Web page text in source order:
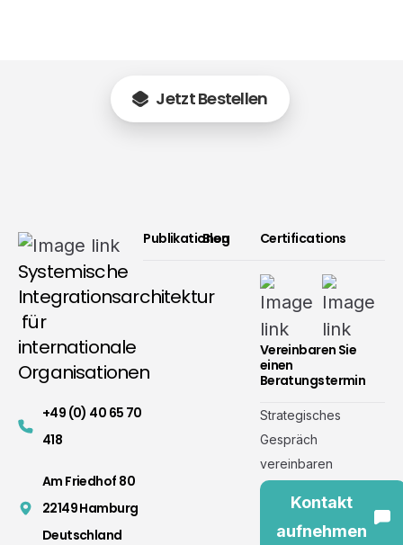
Jetzt Bestellen
Systemische
Integrationsarchitektur
für
internationale
Organisationen
+49 (0) 40 65 70
418
Am Friedhof 80
22149 Hamburg
Deutschland
Publikationen
Blog Certifications
Vereinbaren Sie
einen
Beratungstermin
Strategisches
Gespräch
vereinbaren
Kontakt
aufnehmen